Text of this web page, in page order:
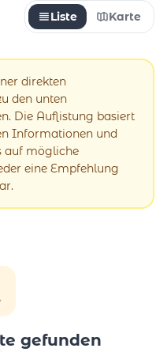
Liste Karte
direkten
den unten
Die Auflistung basiert
Informationen und
auf mögliche
eine Empfehlung
gefunden